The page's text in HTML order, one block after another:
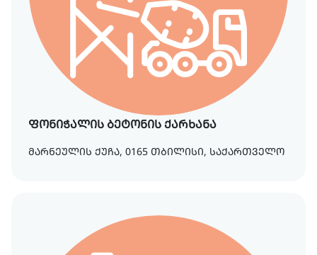
ფონიჭალის ბეტონის ქარხანა
მარნეულის ქუჩა, 0165 თბილისი, საქართველო